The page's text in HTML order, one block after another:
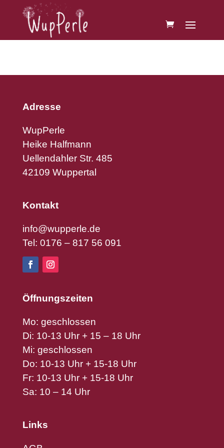
Adresse
WupPerle
Heike Halfmann
Uellendahler Str. 485
42109 Wuppertal
Kontakt
info@wupperle.de
Tel: 0176 – 817 56 091
Öffnungszeiten
Mo: geschlossen
Di: 10-13 Uhr + 15 – 18 Uhr
Mi: geschlossen
Do: 10-13 Uhr + 15-18 Uhr
Fr: 10-13 Uhr + 15-18 Uhr
Sa: 10 – 14 Uhr
Links